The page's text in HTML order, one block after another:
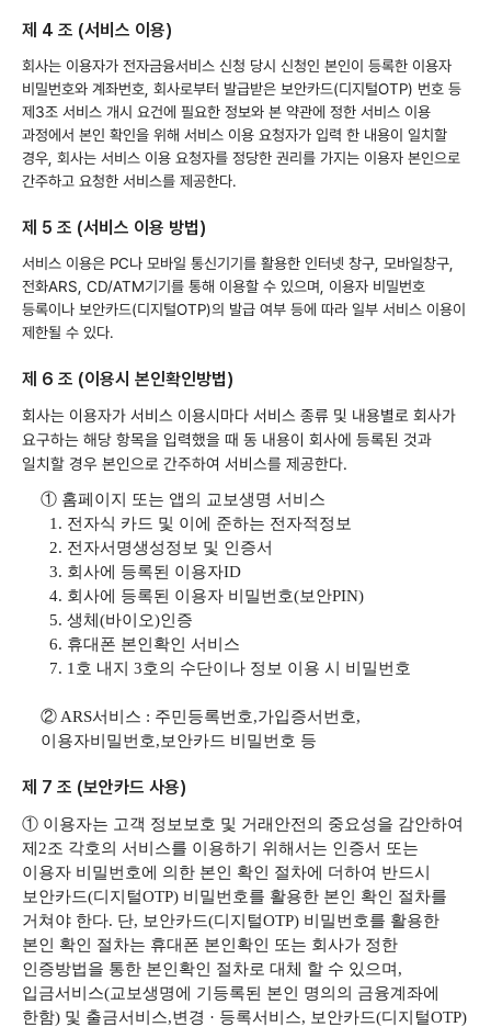
제 4 조 (서비스 이용)
회사는 이용자가 전자금융서비스 신청 당시 신청인 본인이 등록한 이용자
비밀번호와 계좌번호, 회사로부터 발급받은 보안카드(디지털OTP) 번호 등
제3조 서비스 개시 요건에 필요한 정보와 본 약관에 정한 서비스 이용
과정에서 본인 확인을 위해 서비스 이용 요청자가 입력 한 내용이 일치할
경우, 회사는 서비스 이용 요청자를 정당한 권리를 가지는 이용자 본인으로
간주하고 요청한 서비스를 제공한다.
제 5 조 (서비스 이용 방법)
서비스 이용은 PC나 모바일 통신기기를 활용한 인터넷 창구, 모바일창구,
전화ARS, CD/ATM기기를 통해 이용할 수 있으며, 이용자 비밀번호
등록이나 보안카드(디지털OTP)의 발급 여부 등에 따라 일부 서비스 이용이
제한될 수 있다.
제 6 조 (이용시 본인확인방법)
회사는 이용자가 서비스 이용시마다 서비스 종류 및 내용별로 회사가
요구하는 해당 항목을 입력했을 때 동 내용이 회사에 등록된 것과
일치할 경우 본인으로 간주하여 서비스를 제공한다.
① 홈페이지 또는 앱의 교보생명 서비스
1. 전자식 카드 및 이에 준하는 전자적정보
2. 전자서명생성정보 및 인증서
3. 회사에 등록된 이용자ID
4. 회사에 등록된 이용자 비밀번호(보안PIN)
5. 생체(바이오)인증
6. 휴대폰 본인확인 서비스
7. 1 호 내지 3호의 수단이나 정보 이용 시 비밀번호
② ARS서비스 : 주민등록번호,가입증서번호,
이용자비밀번호,보안카드 비밀번호 등
제 7 조 (보안카드 사용)
① 이용자는 고객 정보보호 및 거래안전의 중요성을 감안하여
제2조 각호의 서비스를 이용하기 위해서는 인증서 또는
이용자 비밀번호에 의한 본인 확인 절차에 더하여 반드시
보안카드(디지털OTP) 비밀번호를 활용한 본인 확인 절차를
거쳐야 한다. 단, 보안카드(디지털OTP) 비밀번호를 활용한
본인 확인 절차는 휴대폰 본인확인 또는 회사가 정한
인증방법을 통한 본인확인 절차로 대체 할 수 있으며,
입금서비스(교보생명에 기등록된 본인 명의의 금융계좌에
한함) 및 출금서비스,변경 · 등록서비스, 보안카드(디지털OTP)